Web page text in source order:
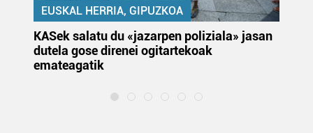
EUSKAL HERRIA, GIPUZKOA
KASek salatu du «jazarpen poliziala» jasan
dutela gose direnei ogitartekoak
emateagatik